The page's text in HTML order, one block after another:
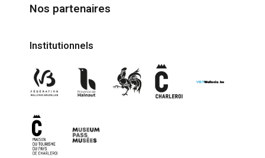
Nos partenaires
Institutionnels